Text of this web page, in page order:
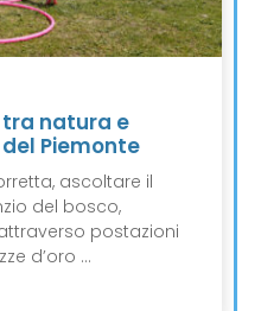
tra natura e
Piemonte
ascoltare il
del bosco,
postazioni
d’oro ...